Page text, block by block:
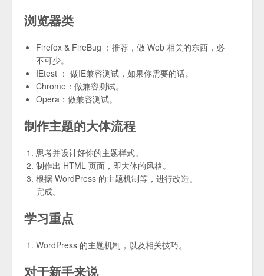
浏览器类
Firefox & FireBug ：推荐，做 Web 相关的东西，必
不可少。
IEtest ： 做IE兼容测试，如果你需要的话。
Chrome：做兼容测试。
Opera：做兼容测试。
制作主题的大体流程
思考并设计好你的主题样式。
制作出 HTML 页面，即大体的风格。
根据 WordPress 的主题机制等，进行改造。
完成。
学习重点
WordPress 的主题机制，以及相关技巧。
对于新手来说